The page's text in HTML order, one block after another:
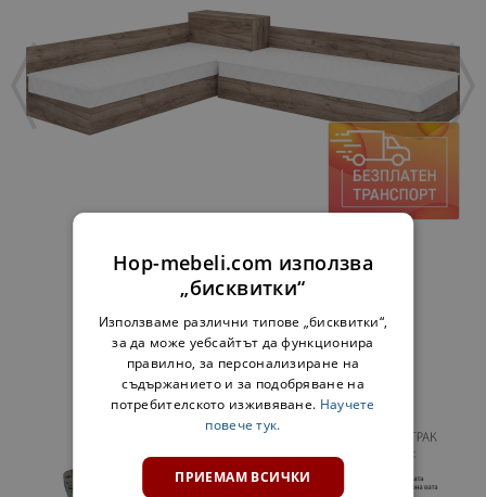
ТАБАКО КРАФТ
139,00 € 271,86 лв.
ДОПЪЛНИ В КОМПЛЕКТ:
Hop-mebeli.com използва
„бисквитки“
Използваме различни типове „бисквитки“,
за да може уебсайтът да функционира
правилно, за персонализиране на
съдържанието и за подобряване на
потребителското изживяване. Научете
повече тук.
ПРИЕМАМ ВСИЧКИ